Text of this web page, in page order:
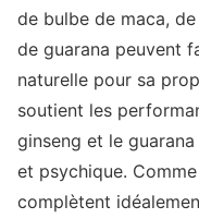
de bulbe de maca,
de guarana peuvent
naturelle pour sa
soutient les
ginseng et le
et psychique.
complètent